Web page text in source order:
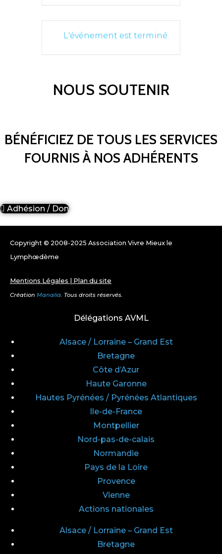
L'événement est terminé.
NOUS SOUTENIR
BÉNÉFICIEZ DE TOUS LES SERVICES
FOURNIS À NOS ADHÉRENTS
Adhésion / Don
Copyright © 2008-2025 Association Vivre Mieux le
Lymphœdème
Mentions Légales Plan du site
Création Manalia. Tous droits réservés.
Délégations AVML
Alsace / Lorraine – Grand Est
Bretagne
Côte d’Azur
Haute Garonne
Hautes Pyrénées / Pyrénées Atlantiques
Ile-de-France
Montpellier
Nord-pas-de-calais
Normandie
Pays de la Loire
Provence
Vienne
Actions nationales
Alsace / Lorraine – Grand Est
Bretagne